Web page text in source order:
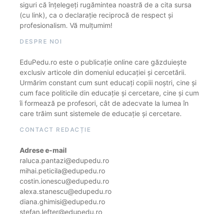
siguri că înțelegeți rugămintea noastră de a cita sursa
(cu link), ca o declarație reciprocă de respect și
profesionalism. Vă mulțumim!
DESPRE NOI
EduPedu.ro este o publicație online care găzduiește
exclusiv articole din domeniul educației și cercetării.
Urmărim constant cum sunt educați copiii noștri, cine și
cum face politicile din educație și cercetare, cine și cum
îi formează pe profesori, cât de adecvate la lumea în
care trăim sunt sistemele de educație și cercetare.
CONTACT REDACȚIE
Adrese e-mail
raluca.pantazi@edupedu.ro
mihai.peticila@edupedu.ro
costin.ionescu@edupedu.ro
alexa.stanescu@edupedu.ro
diana.ghimisi@edupedu.ro
stefan.lefter@edupedu.ro